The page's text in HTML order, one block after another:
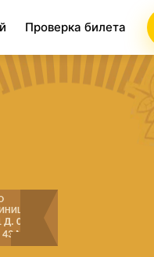
Проверка билета
Д. 06
М.